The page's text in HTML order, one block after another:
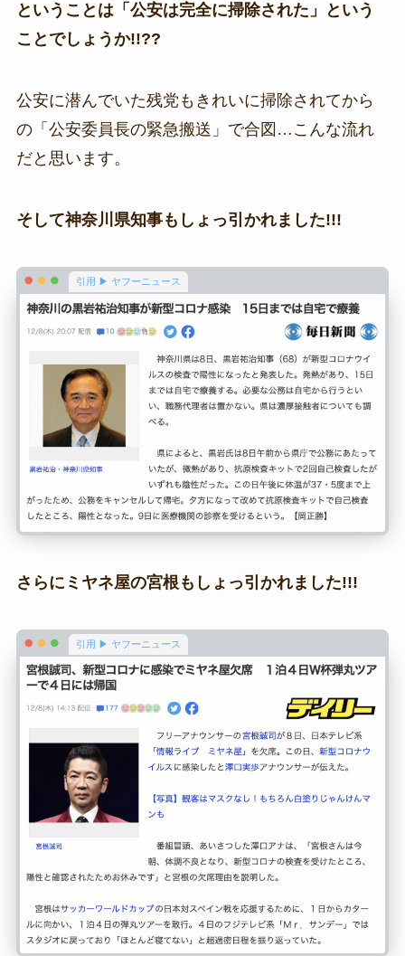
ということは「公安は完全に掃除された」という
ことでしょうか!!??
公安に潜んでいた残党もきれいに掃除されてから
の「公安委員長の緊急搬送」で合図…こんな流れ
だと思います。
そして神奈川県知事もしょっ引かれました!!!
引用 ▶ ヤフーニュース
さらにミヤネ屋の宮根もしょっ引かれました!!!
引用 ▶ ヤフーニュース